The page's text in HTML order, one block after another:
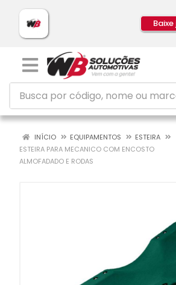
INÍCIO EQUIPAMENTOS
ESTEIRA
ESTEIRA PARA MECANICO COM ENCOSTO
ALMOFADADO E RODAS